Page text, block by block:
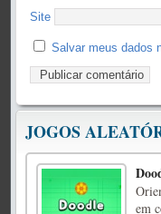
Site
Salvar meus dados
JOGOS
em